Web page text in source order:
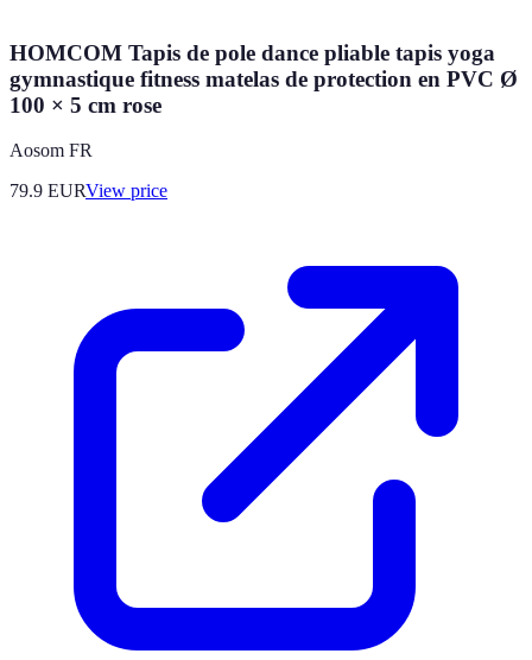
HOMCOM Tapis de pole dance pliable tapis yoga
gymnastique fitness matelas de protection en PVC Ø
100 × 5 cm rose
Aosom FR
79.9 EURView price